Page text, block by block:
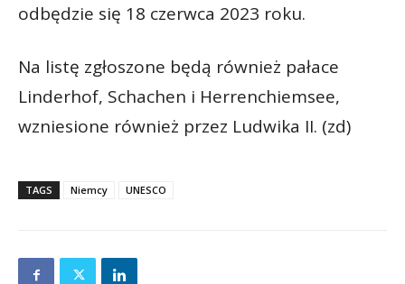
odbędzie się 18 czerwca 2023 roku.
Na listę zgłoszone będą również pałace
Linderhof, Schachen i Herrenchiemsee,
wzniesione również przez Ludwika II. (zd)
TAGS Niemcy UNESCO